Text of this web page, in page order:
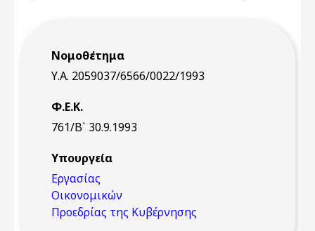
Νομοθέτημα
Υ.Α. 2059037/6566/0022/1993
Φ.Ε.Κ.
761/Β` 30.9.1993
Υπουργεία
Εργασίας
Οικονομικών
Προεδρίας της Κυβέρνησης